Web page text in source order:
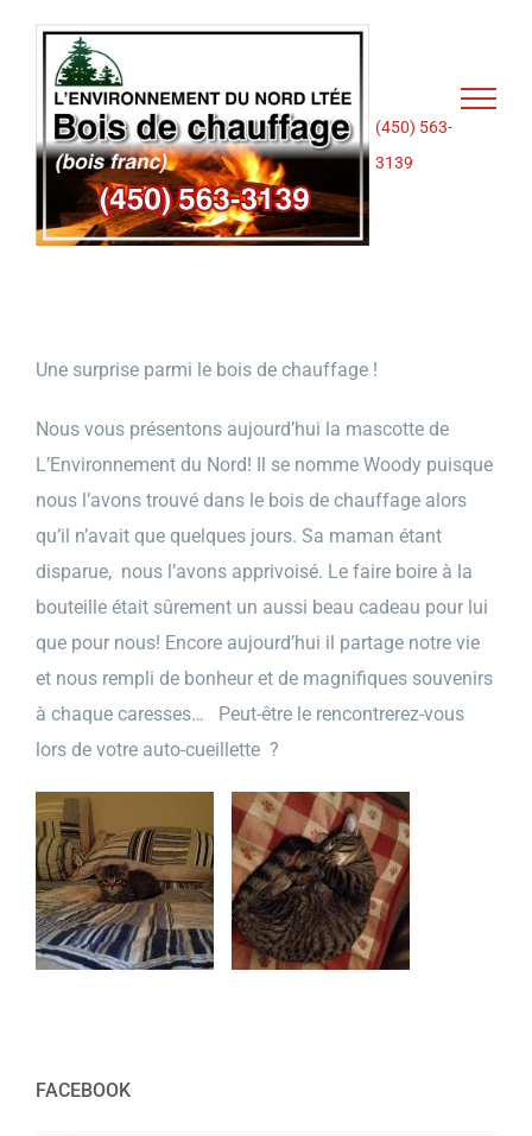
contenu
(450) 563-
3139
Une surprise parmi le bois de chauffage !
Nous vous présentons aujourd’hui la mascotte de
L’Environnement du Nord! Il se nomme Woody puisque
nous l’avons trouvé dans le bois de chauffage alors
qu’il n’avait que quelques jours. Sa maman étant
disparue, nous l’avons apprivoisé. Le faire boire à la
bouteille était sûrement un aussi beau cadeau pour lui
que pour nous! Encore aujourd’hui il partage notre vie
et nous rempli de bonheur et de magnifiques souvenirs
à chaque caresses… Peut-être le rencontrerez-vous
lors de votre auto-cueillette ?
FACEBOOK